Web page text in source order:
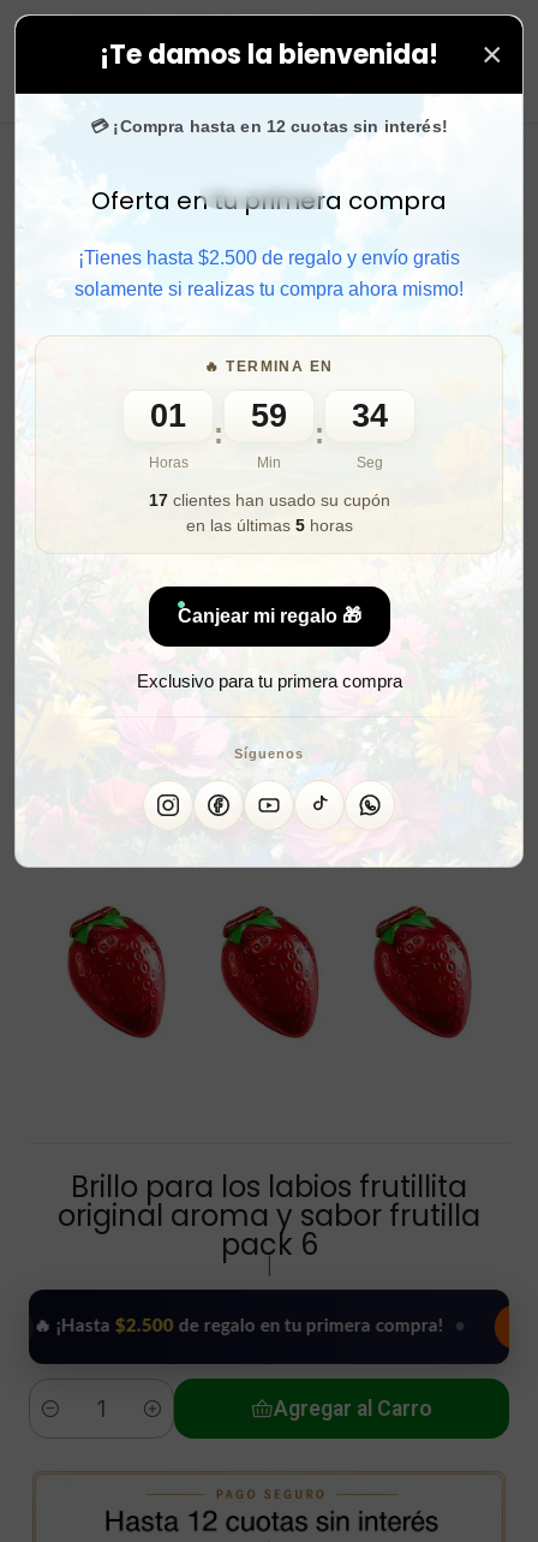
¡Te damos la bienvenida! ×
💳 ¡Compra hasta en 12 cuotas sin interés!
Activar sonido
Oferta en tu primera compra
¡Tienes hasta $2.500 de regalo y envío gratis
solamente si realizas tu compra ahora mismo!
🔥 TERMINA EN
01
Horas
: 59
Min
: 32
Seg
17clientes han usado su cupón
en las últimas 5horas
Canjear mi regalo 🎁
Exclusivo para tu primera compra
Síguenos
💙 +50.000 fans enInstagramconfían en
Brillo para los labios frutillita
original aroma y sabor frutilla
pack 6
$2.500de regalo en tu primera compra! • Usar mi
Cantidad
Agregar al Carro